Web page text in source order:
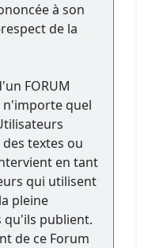
à son
de la
FORUM
n'importe quel
textes ou
en tant
qui utilisent
pleine
qu'ils publient.
de ce Forum